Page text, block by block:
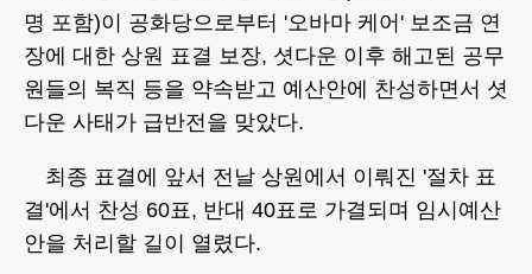
명 포함)이 공화당으로부터 '오바마 케어' 보조금 연
장에 대한 상원 표결 보장, 셧다운 이후 해고된 공무
원들의 복직 등을 약속받고 예산안에 찬성하면서 셧
다운 사태가 급반전을 맞았다.
최종 표결에 앞서 전날 상원에서 이뤄진 '절차 표
결'에서 찬성 60표, 반대 40표로 가결되며 임시예산
안을 처리할 길이 열렸다.